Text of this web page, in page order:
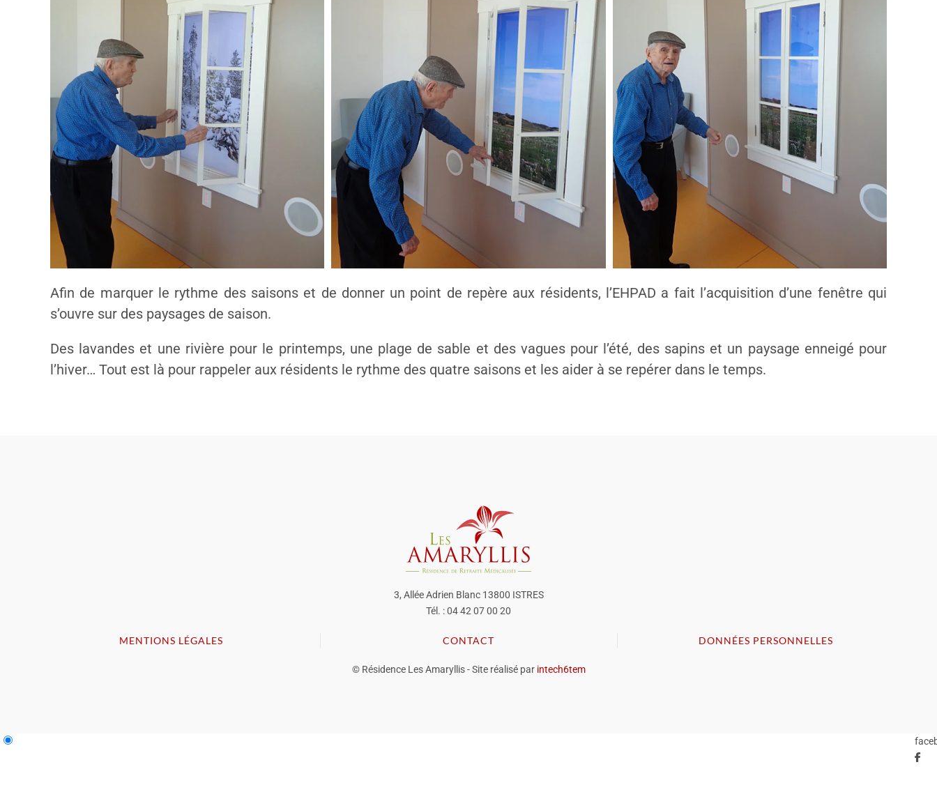
Afin de marquer le rythme des saisons et de donner un point de repère aux résidents, l’EHPAD a fait l’acquisition d’une fenêtre qui
s’ouvre sur des paysages de saison.
Des lavandes et une rivière pour le printemps, une plage de sable et des vagues pour l’été, des sapins et un paysage enneigé pour
l’hiver… Tout est là pour rappeler aux résidents le rythme des quatre saisons et les aider à se repérer dans le temps.
3, Allée Adrien Blanc 13800 ISTRES
Tél. : 04 42 07 00 20
MENTIONS LÉGALES CONTACT DONNÉES PERSONNELLES
© Résidence Les Amaryllis - Site réalisé par intech6tem